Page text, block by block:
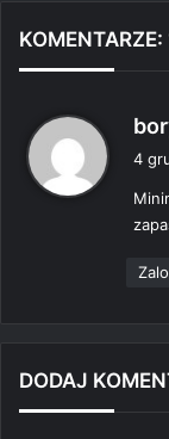
KOMENTARZE:
4
DODAJ